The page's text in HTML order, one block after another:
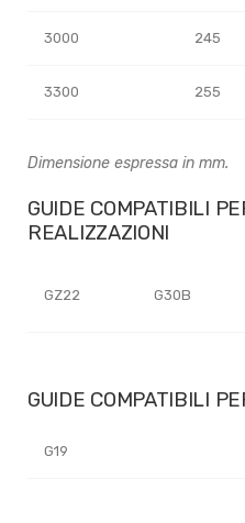
3000 245
3300 255
Dimensione espressa in mm.
GUIDE COMPATIBILI
REALIZZAZIONI
GZ22 G30B
GUIDE COMPATIBILI
G19